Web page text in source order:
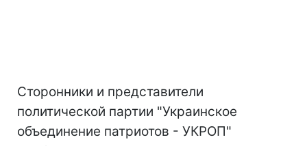
Сторонники и представители
политической партии "Украинское
объединение патриотов - УКРОП"